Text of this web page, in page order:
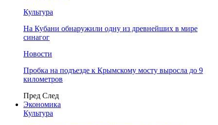
Культура
На Кубани обнаружили одну из древнейших в мире
синагог
Новости
Пробка на подъезде к Крымскому мосту выросла до 9
километров
Пред След
Экономика
Культура